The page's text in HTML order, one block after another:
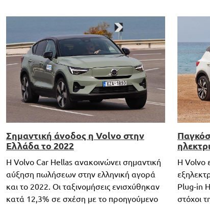
Σημαντική άνοδος η Volvo στην
Ελλάδα το 2022
Η Volvo Car Hellas ανακοινώνει σημαντική
αύξηση πωλήσεων στην ελληνική αγορά
και το 2022. Οι ταξινομήσεις ενισχύθηκαν
κατά 12,3% σε σχέση με το προηγούμενο
H Volvo
Plug-in
στόχοι